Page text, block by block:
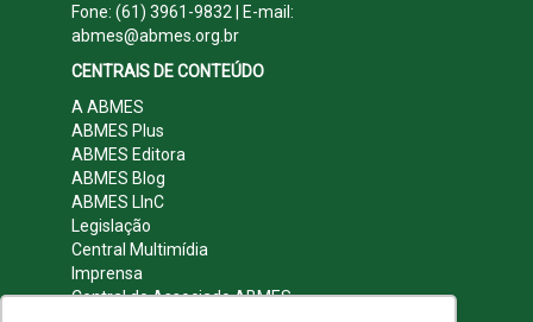
Fone: (61) 3961-9832 | E-mail:
abmes@abmes.org.br
CENTRAIS DE CONTEÚDO
A ABMES
ABMES Plus
ABMES Editora
ABMES Blog
ABMES LInC
Legislação
Central Multimídia
Imprensa
Central do Associado ABMES